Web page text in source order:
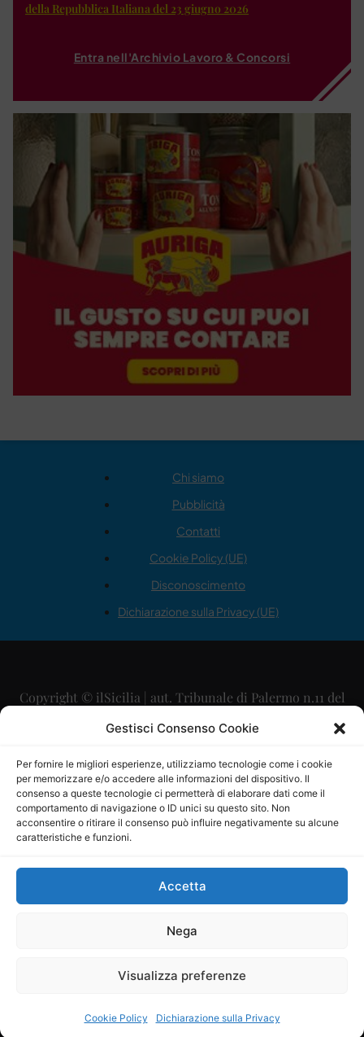
Gestisci Consenso Cookie
Per fornire le migliori esperienze, utilizziamo tecnologie come i cookie
per memorizzare e/o accedere alle informazioni del dispositivo. Il
consenso a queste tecnologie ci permetterà di elaborare dati come il
comportamento di navigazione o ID unici su questo sito. Non
acconsentire o ritirare il consenso può influire negativamente su alcune
caratteristiche e funzioni.
Accetta
Nega
Visualizza preferenze
Cookie Policy Dichiarazione sulla Privacy
della Repubblica Italiana del 23 giugno 2026
Entra nell'Archivio Lavoro & Concorsi
Chi siamo
Pubblicità
Contatti
Cookie Policy (UE)
Disconoscimento
Dichiarazione sulla Privacy (UE)
Copyright © ilSicilia | aut. Tribunale di Palermo n.11 del
29/09/2015
Direttore Editoriale: Maurizio Scaglione
Direttore Responsabile: Maria Calabrese
P.IVA: 06334930820
Mercurio Comunicazione Società Cooperativa a r.l. è
iscritta al Registro degli Operatori di Comunicazione al
Sito gestito daLa Digitale srl–info@ladigitale.it